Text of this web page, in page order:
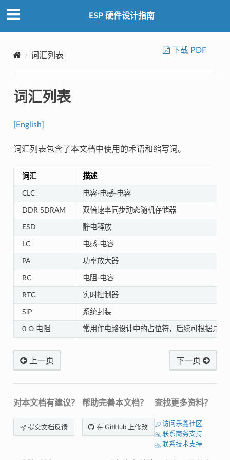
ESP 硬件设计指南
词汇列表
下载 PDF
词汇列表
[English]
词汇列表包含了本文档中使用的术语和缩写词。
词汇 描述
CLC 电容-电感-电容
DDR SDRAM 双倍速率同步动态随机存储器
ESD 静电释放
LC 电感-电容
PA 功率放大器
RC 电阻-电容
RTC 实时控制器
SiP 系统封装
0 Ω 电阻 常用作电路设计中的占位符，后续可根据具体
下一页
上一页
对本文档有建议？
提交文档反馈
帮助完善本文档？
在 GitHub 上修改
查找更多资料？
访问乐鑫社区
联系商务支持
联系技术支持